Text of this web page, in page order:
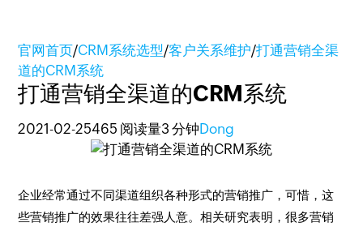
官网首页/CRM系统选型/客户关系维护/打通营销全渠
道的CRM系统
打通营销全渠道的CRM系统
2021-02-25465 阅读量3 分钟 Dong
企业经常通过不同渠道组织各种形式的营销推广，可惜，这
些营销推广的效果往往差强人意。相关研究表明，很多营销